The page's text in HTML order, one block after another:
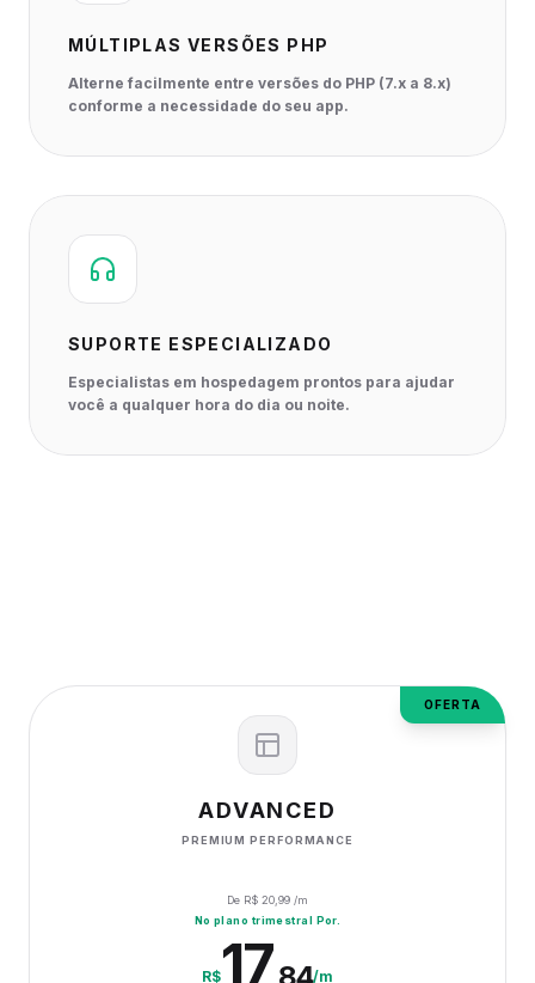
MÚLTIPLAS VERSÕES PHP
Alterne facilmente entre versões do PHP (7.x a 8.x)
conforme a necessidade do seu app.
SUPORTE ESPECIALIZADO
Especialistas em hospedagem prontos para ajudar
você a qualquer hora do dia ou noite.
OFERTA
ADVANCED
PREMIUM PERFORMANCE
De R$ 20,99 /m
No plano trimestral Por.
R$17 /m